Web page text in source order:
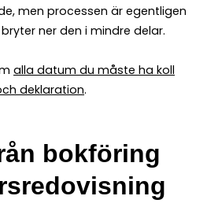
men processen är egentligen
ner den i mindre delar.
alla datum du måste ha koll
deklaration.
bokföring